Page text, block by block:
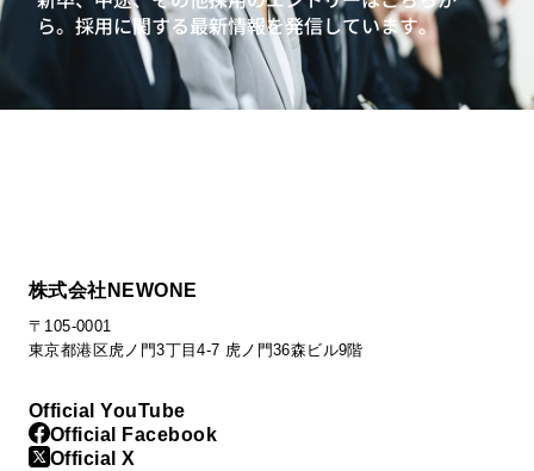
ら。採用に関する最新情報を発信しています。
株式会社NEWONE
〒105-0001
東京都港区虎ノ門3丁目4-7 虎ノ門36森ビル9階
Official YouTube
Official Facebook
Official X